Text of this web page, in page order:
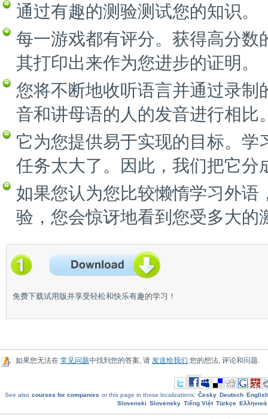
通过有趣的测验测试您的知识。
每一游戏都有评分。获得高分
其打印出来作为您进步的证明。
您将不断地收听语言并通过录
音和讲母语的人的发音进行相比
它为您提供易于实现的目标。
任务太大了。因此，我们把它分
如果您认为您比较懒惰学习外
验，您会惊讶地看到您受多大的
免费下载试用版并享受轻松和快乐有趣的学习！
如果您无法在 常见问题中找到您的答案, 请 发送给我们 您的想法, 评论和问题.
See also courses for companies or this page in those localizations: Česky Deutsch English
Slovenski Slovensky Tiếng Việt Türkçe Ελληνικά